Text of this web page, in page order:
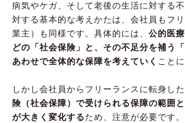
（B）雇用保険
（C）労災保険
フリーランスが検討すべき「民
（A）働けなくなったピンチの
「就業不能保険」
病気やケガ、そして老後の生活に対する
対する基本的な考えかたは、会社員もフ
業主）も同様です。具体的には、 公的医
どの「社会保険」と、その不足分を補う
あわせで全体的な保障を考えていく こと
しかし会社員からフリーランスに転身し
険（社会保障）で受けられる保障の範囲
が大きく変化するため、注意が必要です。